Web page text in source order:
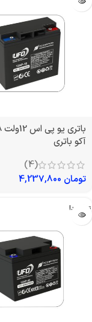
آکو باتری
(4)
تومان
تمام شد!